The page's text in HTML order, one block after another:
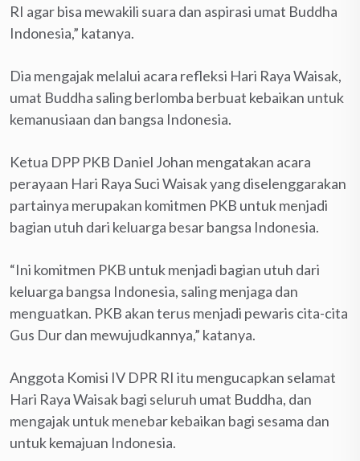
RI agar bisa mewakili suara dan aspirasi umat Buddha
Indonesia,” katanya.
Dia mengajak melalui acara refleksi Hari Raya Waisak,
umat Buddha saling berlomba berbuat kebaikan untuk
kemanusiaan dan bangsa Indonesia.
Ketua DPP PKB Daniel Johan mengatakan acara
perayaan Hari Raya Suci Waisak yang diselenggarakan
partainya merupakan komitmen PKB untuk menjadi
bagian utuh dari keluarga besar bangsa Indonesia.
“Ini komitmen PKB untuk menjadi bagian utuh dari
keluarga bangsa Indonesia, saling menjaga dan
menguatkan. PKB akan terus menjadi pewaris cita-cita
Gus Dur dan mewujudkannya,” katanya.
Anggota Komisi IV DPR RI itu mengucapkan selamat
Hari Raya Waisak bagi seluruh umat Buddha, dan
mengajak untuk menebar kebaikan bagi sesama dan
untuk kemajuan Indonesia.